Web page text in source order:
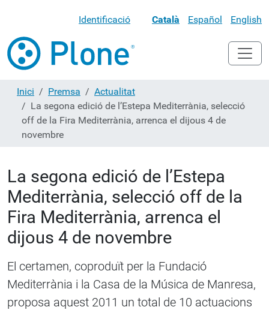
Identificació Català Español English
Inici Premsa
Actualitat
La segona edició de l’Estepa Mediterrània, selecció
off de la Fira Mediterrània, arrenca el dijous 4 de
novembre
La segona edició de l’Estepa
Mediterrània, selecció off de la
Fira Mediterrània, arrenca el
dijous 4 de novembre
El certamen, coproduït per la Fundació
Mediterrània i la Casa de la Música de Manresa,
proposa aquest 2011 un total de 10 actuacions